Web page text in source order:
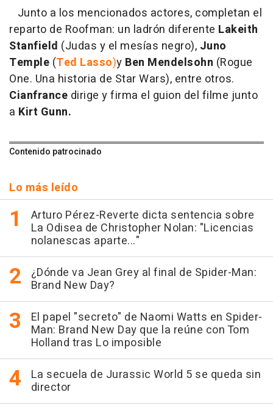
Junto a los mencionados actores, completan el
reparto de Roofman: un ladrón diferente Lakeith
Stanfield (Judas y el mesías negro), Juno
Temple (Ted Lasso)y Ben Mendelsohn (Rogue
One. Una historia de Star Wars), entre otros.
Cianfrance dirige y firma el guion del filme junto
a Kirt Gunn.
Contenido patrocinado
Lo más leído
Arturo Pérez-Reverte dicta sentencia sobre
La Odisea de Christopher Nolan: "Licencias
nolanescas aparte..."
¿Dónde va Jean Grey al final de Spider-Man:
Brand New Day?
El papel "secreto" de Naomi Watts en Spider-
Man: Brand New Day que la reúne con Tom
Holland tras Lo imposible
La secuela de Jurassic World 5 se queda sin
director